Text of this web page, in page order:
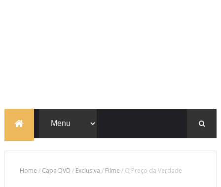
Home / Capa DVD / Exclusiva / Filme / O Preço da Verdade